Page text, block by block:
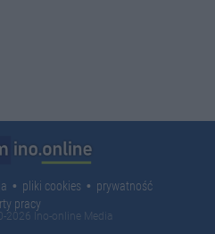
pliki cookies
prywatność
pracy
2026 Ino-online Media